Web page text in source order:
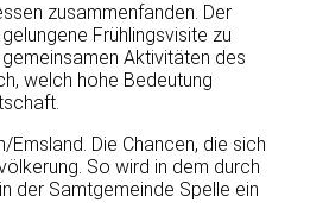
zusammenfanden. Der
Frühlingsvisite zu
Aktivitäten des
welch hohe Bedeutung
Die Chancen, die sich
So wird in dem durch
der Samtgemeinde Spelle ein